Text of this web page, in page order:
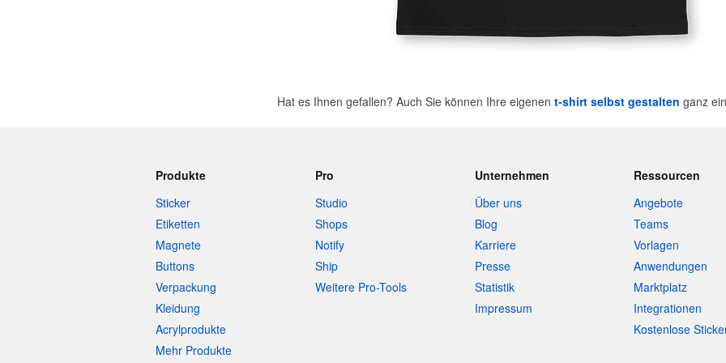
Hat es Ihnen gefallen? Auch Sie können Ihre eigenen t-shirt selbst gestalten ganz
Produkte
Sticker
Etiketten
Magnete
Buttons
Verpackung
Kleidung
Acrylprodukte
Mehr Produkte
Pro
Studio
Shops
Notify
Ship
Weitere Pro-Tools
Unternehmen
Über uns
Blog
Karriere
Presse
Statistik
Impressum
Ressourcen
Angebote
Teams
Vorlagen
Anwendungen
Marktplatz
Integrationen
Kostenlose